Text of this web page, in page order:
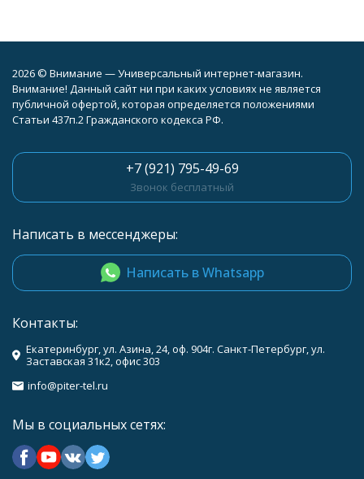
2026 © Внимание — Универсальный интернет-магазин.
Внимание! Данный сайт ни при каких условиях не является
публичной офертой, которая определяется положениями
Статьи 437п.2 Гражданского кодекса РФ.
+7 (921) 795-49-69
Звонок бесплатный
Написать в мессенджеры:
Написать в Whatsapp
Контакты:
Екатеринбург, ул. Азина, 24, оф. 904г. Санкт-Петербург, ул.
Заставская 31к2, офис 303
info@piter-tel.ru
Мы в социальных сетях: